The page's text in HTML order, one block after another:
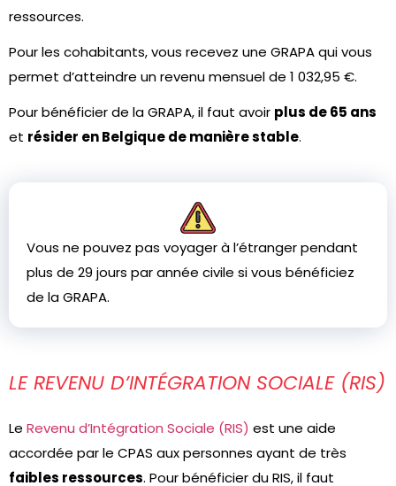
ressources.
Pour les cohabitants, vous recevez une GRAPA qui vous
permet d’atteindre un revenu mensuel de 1 032,95 €.
Pour bénéficier de la GRAPA, il faut avoir plus de 65 ans
et résider en Belgique de manière stable.
Vous ne pouvez pas voyager à l’étranger pendant
plus de 29 jours par année civile si vous bénéficiez
de la GRAPA.
LE REVENU D’INTÉGRATION SOCIALE (RIS)
Le Revenu d’Intégration Sociale (RIS) est une aide
accordée par le CPAS aux personnes ayant de très
faibles ressources. Pour bénéficier du RIS, il faut